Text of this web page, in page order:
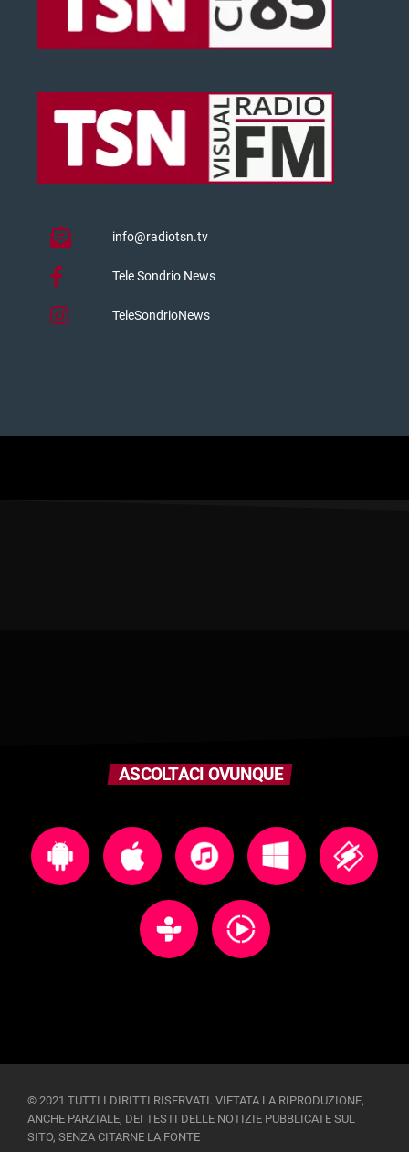
info@radiotsn.tv
Tele Sondrio News
TeleSondrioNews
ASCOLTACI OVUNQUE
© 2021 TUTTI I DIRITTI RISERVATI. VIETATA LA RIPRODUZIONE,
ANCHE PARZIALE, DEI TESTI DELLE NOTIZIE PUBBLICATE SUL
SITO, SENZA CITARNE LA FONTE